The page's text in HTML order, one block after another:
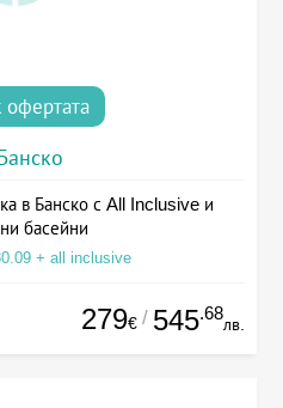
офертата
в Банско с All Inclusive и
басейни
+ all inclusive
279€ / 545.68
лв.